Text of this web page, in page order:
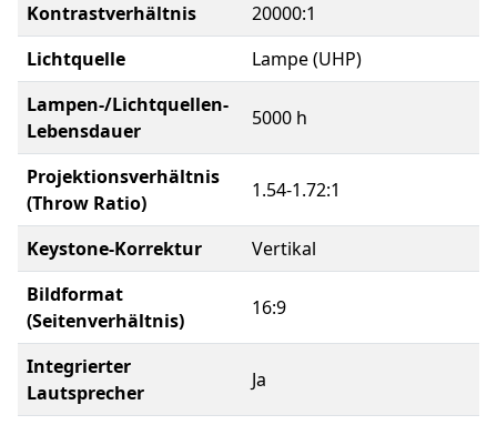
Kontrastverhältnis
20000:1
Lichtquelle
Lampe (UHP)
Lampen-/Lichtquellen-
Lebensdauer
5000 h
Projektionsverhältnis
(Throw Ratio)
1.54-1.72:1
Keystone-Korrektur
Vertikal
Bildformat
(Seitenverhältnis)
16:9
Integrierter
Lautsprecher
Ja